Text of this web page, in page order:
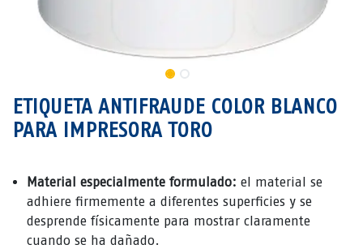
ETIQUETA ANTIFRAUDE COLOR BLANCO
PARA IMPRESORA TORO
Material especialmente formulado: el material se
adhiere firmemente a diferentes superficies y se
desprende físicamente para mostrar claramente
cuando se ha dañado.